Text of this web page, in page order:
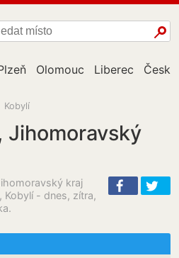
Olomouc Liberec
Kobylí
Jihomoravský
kraj
Kobylí - dnes, zítra,